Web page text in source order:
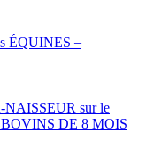
ÉQUINES –
NAISSEUR sur le
BOVINS DE 8 MOIS